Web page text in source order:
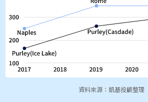
資料來源：凱基投顧整理